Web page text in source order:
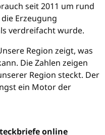
seit 2011 um rund
Erzeugung
verdreifacht wurde.
Region zeigt, was
Die Zahlen zeigen
Region steckt. Der
ein Motor der
online